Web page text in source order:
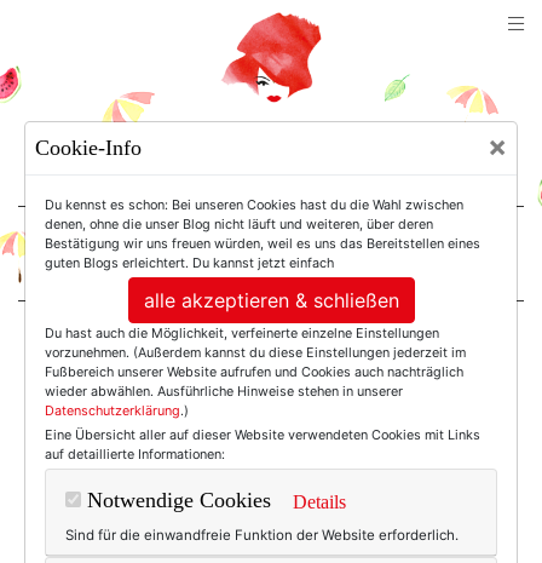
For Women. Not Girls.
Einträge mit dem
Tag: Angel
Cookie-Info ×
Du kennst es schon: Bei unseren Cookies hast du die Wahl zwischen
denen, ohne die unser Blog nicht läuft und weiteren, über deren
Bestätigung wir uns freuen würden, weil es uns das Bereitstellen eines
guten Blogs erleichtert. Du kannst jetzt einfach
alle akzeptieren & schließen
Du hast auch die Möglichkeit, verfeinerte einzelne Einstellungen
vorzunehmen. (Außerdem kannst du diese Einstellungen jederzeit im
Fußbereich unserer Website aufrufen und Cookies auch nachträglich
wieder abwählen. Ausführliche Hinweise stehen in unserer
Datenschutzerklärung.)
Eine Übersicht aller auf dieser Website verwendeten Cookies mit Links
auf detaillierte Informationen:
Notwendige Cookies Details
Sind für die einwandfreie Funktion der Website erforderlich.